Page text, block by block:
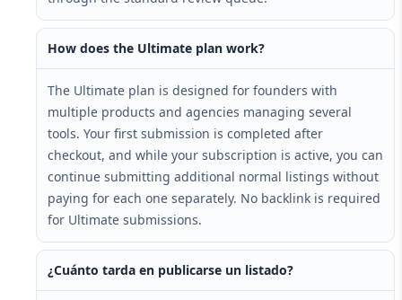
How does the Ultimate plan work?
The Ultimate plan is designed for founders with
multiple products and agencies managing several
tools. Your first submission is completed after
checkout, and while your subscription is active, you can
continue submitting additional normal listings without
paying for each one separately. No backlink is required
for Ultimate submissions.
¿Cuánto tarda en publicarse un listado?